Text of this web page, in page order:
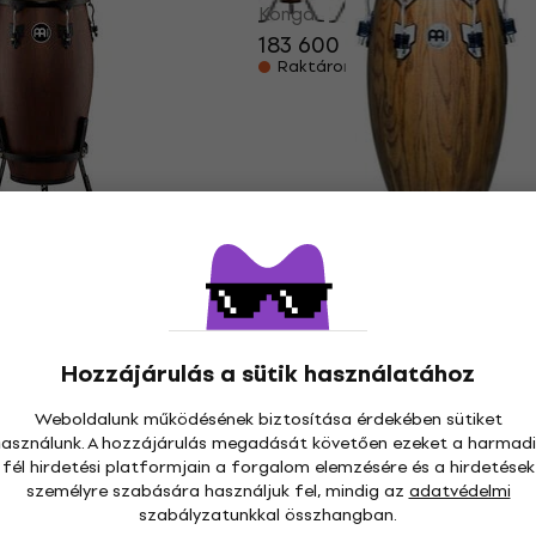
Hozzájárulás a sütik használatához
Weboldalunk működésének biztosítása érdekében sütiket
A hozzájárulás megadását követően ezeket a
fél hirdetési platformjain a forgalom elemzésére és a hirdetések
személyre szabására használjuk fel, mindig azadatvédelmi
szabályzatunkkal összhangban.
Konga
183 600 Ft
Raktáron a beszállítónál
M Headliner
Barrel Konga
700 Ft
- 10 %
Meinl WC1134ZFA-M
Zebra Finished Ash Konga
Konga
Raktáron a beszállítónál